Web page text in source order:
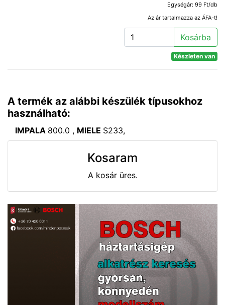
Egységár: 99 Ft/db
Az ár tartalmazza az ÁFA-t!
Kosárba
Készleten van
A termék az alábbi készülék típusokhoz
használható:
IMPALA 800.0 , MIELE S233,
Kosaram
A kosár üres.